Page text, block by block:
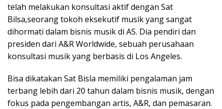
telah melakukan konsultasi aktif dengan Sat
Bilsa,seorang tokoh eksekutif musik yang sangat
dihormati dalam bisnis musik di AS. Dia pendiri dan
presiden dari A&R Worldwide, sebuah perusahaan
konsultasi musik yang berbasis di Los Angeles.
Bisa dikatakan Sat Bisla memiliki pengalaman jam
terbang lebih dari 20 tahun dalam bisnis musik, dengan
fokus pada pengembangan artis, A&R, dan pemasaran.